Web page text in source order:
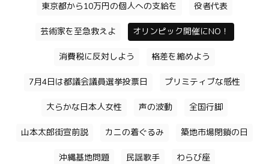
東京都から10万円の個人への支給を 役者代表
芸術家を至急救えよ オリンピック開催にNO！
消費税に反対しよう 格差を縮めよう
7月4日は都議会議員選挙投票日 プリミティブな感性
大らかな日本人女性 声の波動 全国行脚
山本太郎街宣前説 カニの着ぐるみ 築地市場閉鎖の日
沖縄基地問題 民謡歌手 わらび座